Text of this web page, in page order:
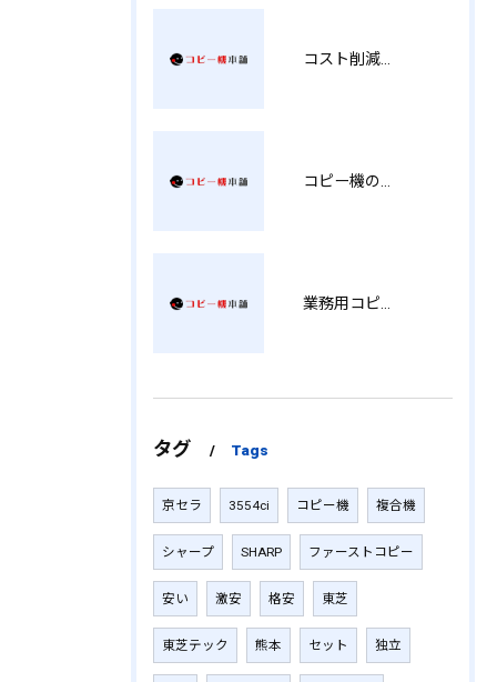
タグ Tags
京セラ 3554ci コピー機 複合機
シャープ SHARP ファーストコピー
安い 激安 格安 東芝
東芝テック 熊本 セット 独立